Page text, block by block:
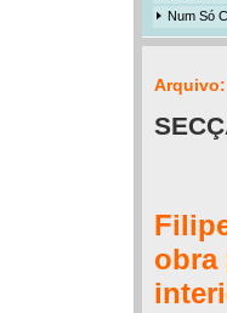
Num Só
Arquivo:
obra